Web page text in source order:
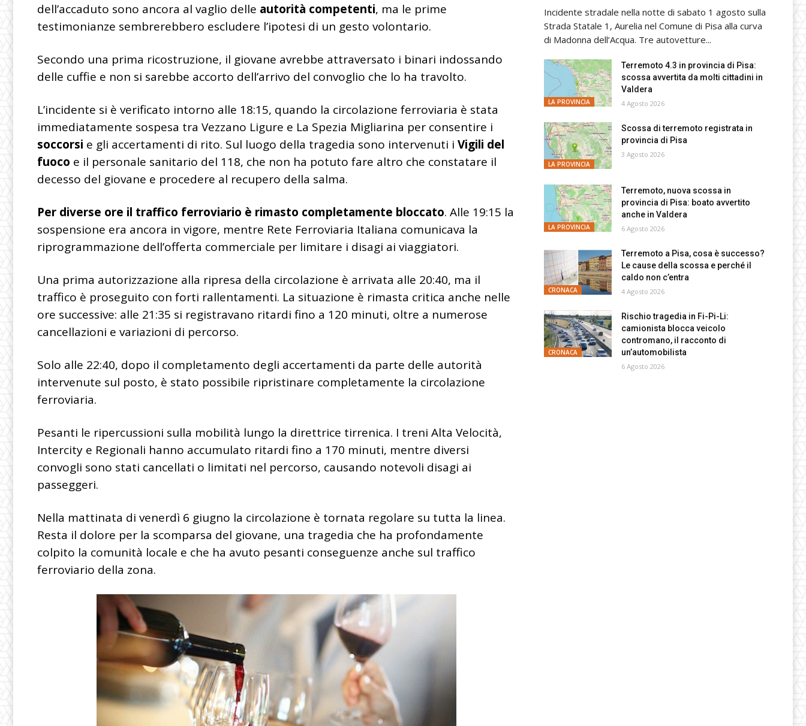
dell’accaduto sono ancora al vaglio delle autorità competenti, ma le prime
testimonianze sembrerebbero escludere l’ipotesi di un gesto volontario.
Secondo una prima ricostruzione, il giovane avrebbe attraversato i binari indossando
delle cuffie e non si sarebbe accorto dell’arrivo del convoglio che lo ha travolto.
L’incidente si è verificato intorno alle 18:15, quando la circolazione ferroviaria è stata
immediatamente sospesa tra Vezzano Ligure e La Spezia Migliarina per consentire i
soccorsi e gli accertamenti di rito. Sul luogo della tragedia sono intervenuti i Vigili del
fuoco e il personale sanitario del 118, che non ha potuto fare altro che constatare il
decesso del giovane e procedere al recupero della salma.
Per diverse ore il traffico ferroviario è rimasto completamente bloccato. Alle 19:15 la
sospensione era ancora in vigore, mentre Rete Ferroviaria Italiana comunicava la
riprogrammazione dell’offerta commerciale per limitare i disagi ai viaggiatori.
Una prima autorizzazione alla ripresa della circolazione è arrivata alle 20:40, ma il
traffico è proseguito con forti rallentamenti. La situazione è rimasta critica anche nelle
ore successive: alle 21:35 si registravano ritardi fino a 120 minuti, oltre a numerose
cancellazioni e variazioni di percorso.
Solo alle 22:40, dopo il completamento degli accertamenti da parte delle autorità
intervenute sul posto, è stato possibile ripristinare completamente la circolazione
ferroviaria.
Pesanti le ripercussioni sulla mobilità lungo la direttrice tirrenica. I treni Alta Velocità,
Intercity e Regionali hanno accumulato ritardi fino a 170 minuti, mentre diversi
convogli sono stati cancellati o limitati nel percorso, causando notevoli disagi ai
passeggeri.
Nella mattinata di venerdì 6 giugno la circolazione è tornata regolare su tutta la linea.
Resta il dolore per la scomparsa del giovane, una tragedia che ha profondamente
colpito la comunità locale e che ha avuto pesanti conseguenze anche sul traffico
ferroviario della zona.
Incidente stradale nella notte di sabato 1 agosto sulla
Strada Statale 1, Aurelia nel Comune di Pisa alla curva
di Madonna dell’Acqua. Tre autovetture...
LA PROVINCIA
Terremoto 4.3 in provincia di Pisa:
scossa avvertita da molti cittadini in
Valdera
4 Agosto 2026
LA PROVINCIA
Scossa di terremoto registrata in
provincia di Pisa
3 Agosto 2026
LA PROVINCIA
Terremoto, nuova scossa in
provincia di Pisa: boato avvertito
anche in Valdera
6 Agosto 2026
CRONACA
Terremoto a Pisa, cosa è successo?
Le cause della scossa e perché il
caldo non c’entra
4 Agosto 2026
CRONACA
Rischio tragedia in Fi-Pi-Li:
camionista blocca veicolo
contromano, il racconto di
un’automobilista
6 Agosto 2026